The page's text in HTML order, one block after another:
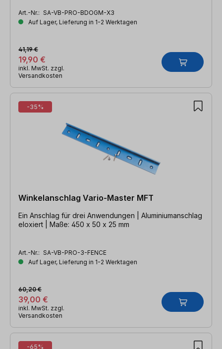
Art.-Nr.: SA-VB-PRO-BDOGM-X3
Auf Lager, Lieferung in 1-2 Werktagen
19,90 €
41,19 €
inkl. MwSt. zzgl.
Versandkosten
-35%
Winkelanschlag Vario-Master MFT
Ein Anschlag für drei Anwendungen | Aluminiumanschlag
eloxiert | Maße: 450 x 50 x 25 mm
Art.-Nr.: SA-VB-PRO-3-FENCE
Auf Lager, Lieferung in 1-2 Werktagen
39,00 €
60,20 €
inkl. MwSt. zzgl.
Versandkosten
-65%